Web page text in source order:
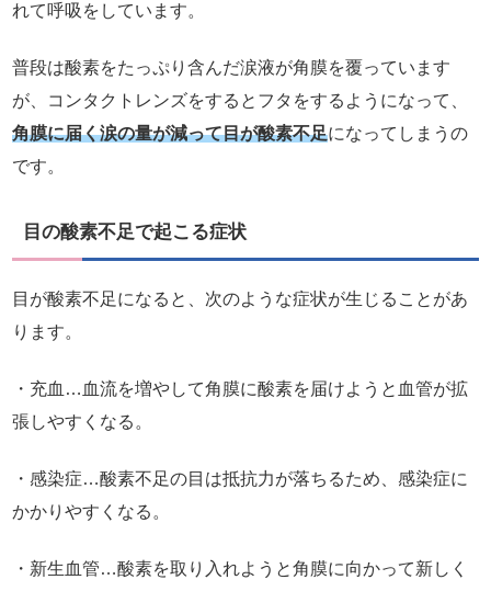
れて呼吸をしています。
普段は酸素をたっぷり含んだ涙液が角膜を覆っています
が、コンタクトレンズをするとフタをするようになって、
角膜に届く涙の量が減って目が酸素不足になってしまうの
です。
目の酸素不足で起こる症状
目が酸素不足になると、次のような症状が生じることがあ
ります。
・充血…血流を増やして角膜に酸素を届けようと血管が拡
張しやすくなる。
・感染症…酸素不足の目は抵抗力が落ちるため、感染症に
かかりやすくなる。
・新生血管…酸素を取り入れようと角膜に向かって新しく